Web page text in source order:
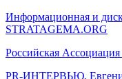
Информационная и
STRATAGEMA.ORG
Российская
PR-ИНТЕРВЬЮ,